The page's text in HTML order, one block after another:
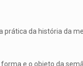
da história da
e o objeto da